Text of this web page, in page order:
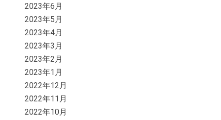
2023年6月
2023年5月
2023年4月
2023年3月
2023年2月
2023年1月
2022年12月
2022年11月
2022年10月